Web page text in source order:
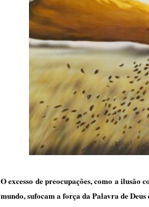
O excesso de preocupações, como a ilusão
mundo, sufocam a força da Palavra de Deus